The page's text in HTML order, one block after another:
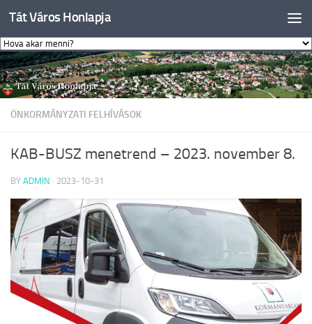
Skip to content
Tát Város Honlapja
ÖNKORMÁNYZATI FELHÍVÁSOK
KAB-BUSZ menetrend – 2023. november 8.
BY ADMIN · 2023-10-31